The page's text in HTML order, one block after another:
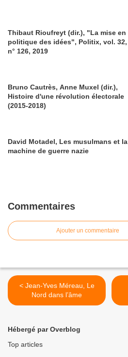
Thibaut Rioufreyt (dir.), "La mise en
politique des idées", Politix, vol. 32,
n° 126, 2019
Bruno Cautrès, Anne Muxel (dir.),
Histoire d'une révolution électorale
(2015-2018)
David Motadel, Les musulmans et la
machine de guerre nazie
Commentaires
Ajouter un commentaire
< Jean-Yves Méreau, Le
Nord dans l’âme
Hébergé par Overblog
Top articles